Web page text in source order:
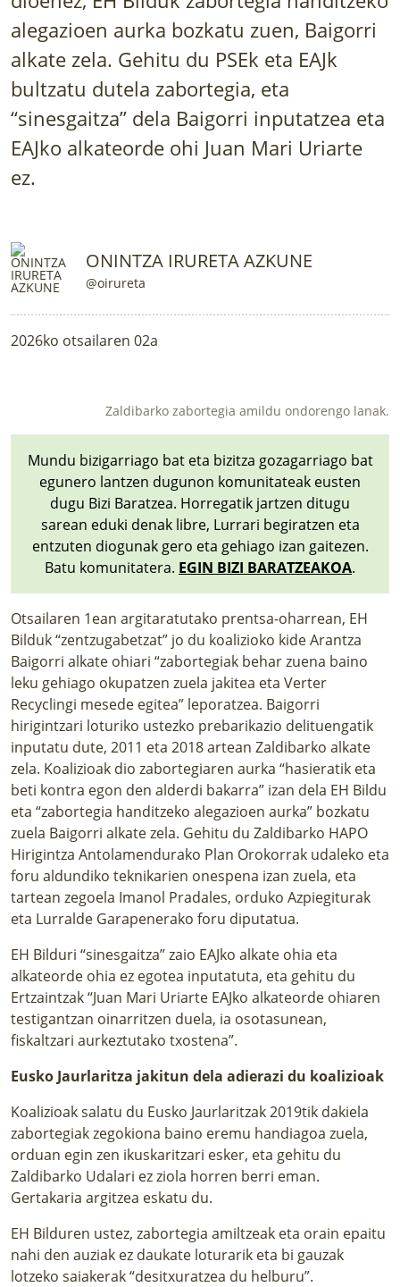
LURRAREN AGENDA
AZOKA
alegazioen aurka bozkatu zuen, Baigorri
alkate zela. Gehitu du PSEk eta EAJk
bultzatu dutela zabortegia, eta
“sinesgaitza” dela Baigorri inputatzea eta
EAJko alkateorde ohi Juan Mari Uriarte
ez.
ONINTZA IRURETA AZKUNE
@oirureta
2026ko otsailaren 02a
Zaldibarko zabortegia amildu ondorengo lanak.
Mundu bizigarriago bat eta bizitza gozagarriago bat
egunero lantzen dugunon komunitateak eusten
dugu Bizi Baratzea. Horregatik jartzen ditugu
sarean eduki denak libre, Lurrari begiratzen eta
entzuten diogunak gero eta gehiago izan gaitezen.
Batu komunitatera. EGIN BIZI BARATZEAKOA.
Otsailaren 1ean argitaratutako prentsa-oharrean, EH
Bilduk “zentzugabetzat” jo du koalizioko kide Arantza
Baigorri alkate ohiari “zabortegiak behar zuena baino
leku gehiago okupatzen zuela jakitea eta Verter
Recyclingi mesede egitea” leporatzea. Baigorri
hirigintzari loturiko ustezko prebarikazio delituengatik
inputatu dute, 2011 eta 2018 artean Zaldibarko alkate
zela. Koalizioak dio zabortegiaren aurka “hasieratik eta
beti kontra egon den alderdi bakarra” izan dela EH Bildu
eta “zabortegia handitzeko alegazioen aurka” bozkatu
zuela Baigorri alkate zela. Gehitu du Zaldibarko HAPO
Hirigintza Antolamendurako Plan Orokorrak udaleko eta
foru aldundiko teknikarien onespena izan zuela, eta
tartean zegoela Imanol Pradales, orduko Azpiegiturak
eta Lurralde Garapenerako foru diputatua.
EH Bilduri “sinesgaitza” zaio EAJko alkate ohia eta
alkateorde ohia ez egotea inputatuta, eta gehitu du
Ertzaintzak “Juan Mari Uriarte EAJko alkateorde ohiaren
testigantzan oinarritzen duela, ia osotasunean,
fiskaltzari aurkeztutako txostena”.
Eusko Jaurlaritza jakitun dela adierazi du koalizioak
Koalizioak salatu du Eusko Jaurlaritzak 2019tik dakiela
zabortegiak zegokiona baino eremu handiagoa zuela,
orduan egin zen ikuskaritzari esker, eta gehitu du
Zaldibarko Udalari ez ziola horren berri eman.
Gertakaria argitzea eskatu du.
EH Bilduren ustez, zabortegia amiltzeak eta orain epaitu
nahi den auziak ez daukate loturarik eta bi gauzak
lotzeko saiakerak “desitxuratzea du helburu”.